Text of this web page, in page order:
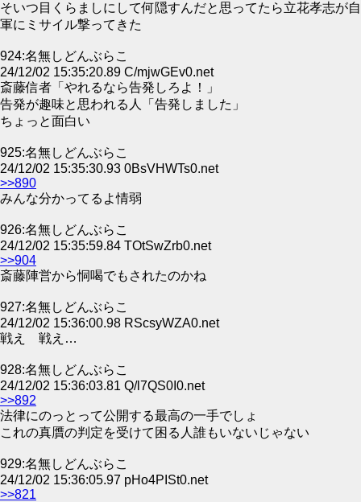
そいつ目くらましにして何隠すんだと思ってたら立花孝志が自
軍にミサイル撃ってきた
924:名無しどんぶらこ
24/12/02 15:35:20.89 C/mjwGEv0.net
斎藤信者「やれるなら告発しろよ！」
告発が趣味と思われる人「告発しました」
ちょっと面白い
925:名無しどんぶらこ
24/12/02 15:35:30.93 0BsVHWTs0.net
>>890
みんな分かってるよ情弱
926:名無しどんぶらこ
24/12/02 15:35:59.84 TOtSwZrb0.net
>>904
斎藤陣営から恫喝でもされたのかね
927:名無しどんぶらこ
24/12/02 15:36:00.98 RScsyWZA0.net
戦え 戦え…
928:名無しどんぶらこ
24/12/02 15:36:03.81 Q/l7QS0I0.net
>>892
法律にのっとって公開する最高の一手でしょ
これの真贋の判定を受けて困る人誰もいないじゃない
929:名無しどんぶらこ
24/12/02 15:36:05.97 pHo4PISt0.net
>>821